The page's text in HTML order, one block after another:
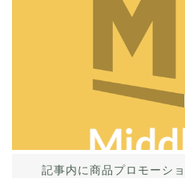
記事内に商品プロモーシ